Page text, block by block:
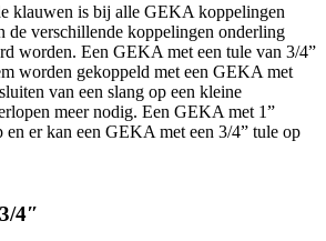
klauwen is bij alle GEKA koppelingen
de verschillende koppelingen onderling
worden. Een GEKA met een tule van 3/4”
worden gekoppeld met een GEKA met
van een slang op een kleine
meer nodig. Een GEKA met 1”
en er kan een GEKA met een 3/4” tule op
4″